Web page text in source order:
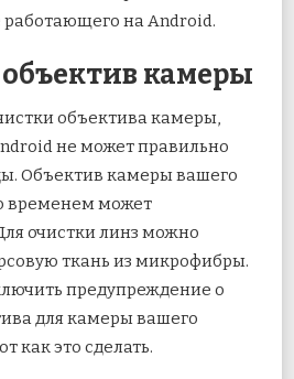
работающего на Android.
камеры
объектива камеры,
не может правильно
Объектив камеры вашего
временем может
очистки линз можно
ткань из микрофибры.
предупреждение о
для камеры вашего
как это сделать.